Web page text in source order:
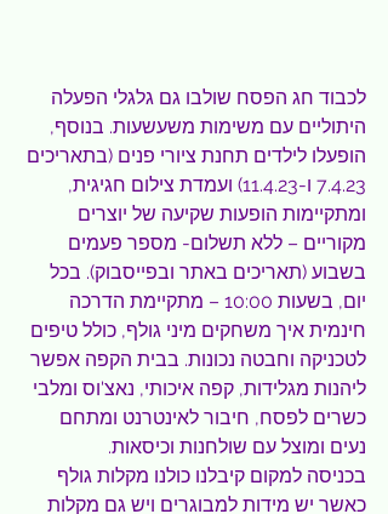
לכבוד חג הפסח שולבו גם גלגלי הפעלה
היתוליים עם משימות משעשעות. בנוסף,
הופעלו לילדים תחנת ציורי פנים (בתאריכים
7.4.23 ו-11.4.23) ועמדת צילום חגיגית,
ומתקיימות הופעות שקיעה של יוצרים
מקוריים – ללא תשלום- מספר פעמים
בשבוע (תאריכים באתר ובפייסבוק). בכל
יום, בשעות 10:00 – מתקיימת הדרכה
חינמית איך משחקים מיני גולף, כולל טיפים
לטכניקה וחבטה נכונות. בבית הקפה אפשר
ליהנות מגלידות, קפה איכותי, נאצ'וס ומלבי
כשרים לפסח, חיבור לאינטרנט ומתחם
נעים ומוצל עם שולחנות וכיסאות.
בכניסה למקום קיבלנו כולנו מקלות גולף
כאשר יש מידות למבוגרים ויש גם מקלות